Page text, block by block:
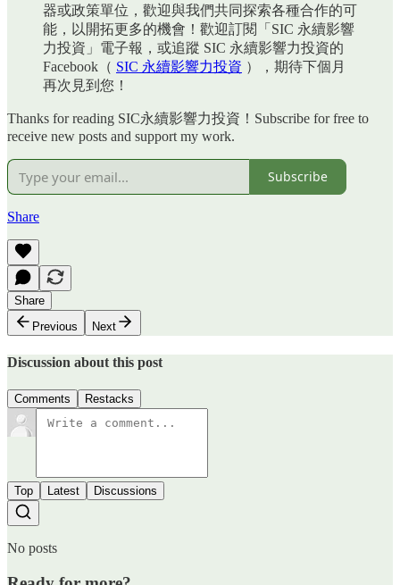
器或政策單位，歡迎與我們共同探索各種合作的可
能，以開拓更多的機會！歡迎訂閱「SIC 永續影響
力投資」電子報，或追蹤 SIC 永續影響力投資的
Facebook（ SIC 永續影響力投資 ），期待下個月
再次見到您！
Thanks for reading SIC永續影響力投資！Subscribe for free to
receive new posts and support my work.
Subscribe
Share
Share
Previous
Next
Discussion about this post
Comments Restacks
Top Latest Discussions
No posts